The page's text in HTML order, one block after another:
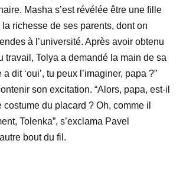
Masha s’est révélée être une fille
richesse de ses parents, dont on
à l’université. Après avoir obtenu
travail, Tolya a demandé la main de sa
dit ‘oui’, tu peux l’imaginer, papa ?”
son excitation. “Alors, papa, est-il
costume du placard ? Oh, comme il
Tolenka”, s’exclama Pavel
bout du fil.